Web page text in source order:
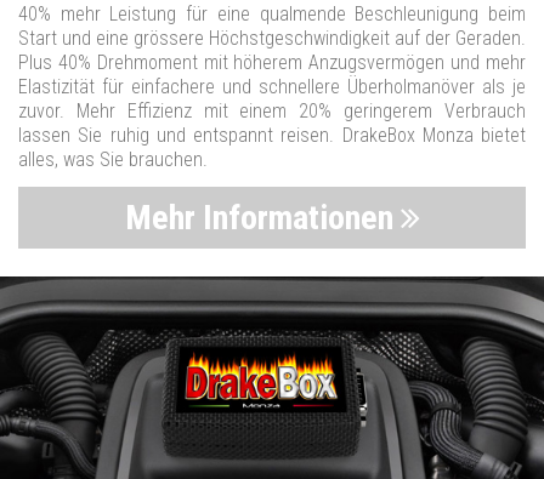
40% mehr Leistung für eine qualmende Beschleunigung beim
Start und eine grössere Höchstgeschwindigkeit auf der Geraden.
Plus 40% Drehmoment mit höherem Anzugsvermögen und mehr
Elastizität für einfachere und schnellere Überholmanöver als je
zuvor. Mehr Effizienz mit einem 20% geringerem Verbrauch
lassen Sie ruhig und entspannt reisen. DrakeBox Monza bietet
alles, was Sie brauchen.
Mehr Informationen